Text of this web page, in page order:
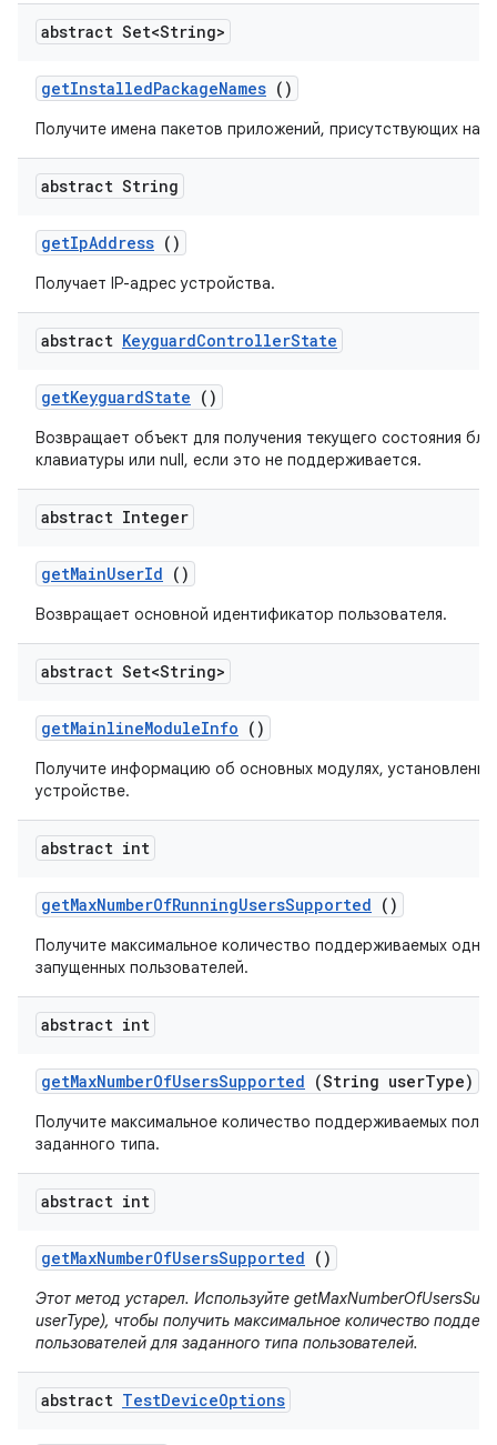
abstract Set<String>
getInstalledPackageNames ()
Получите имена пакетов приложений, присутствующих на
abstract String
getIpAddress ()
Получает IP-адрес устройства.
abstract KeyguardControllerState
getKeyguardState ()
Возвращает объект для получения текущего состояния
клавиатуры или null, если это не поддерживается.
abstract Integer
getMainUserId ()
Возвращает основной идентификатор пользователя.
abstract Set<String>
getMainlineModuleInfo ()
Получите информацию об основных модулях,
устройстве.
abstract int
getMaxNumberOfRunningUsersSupported ()
Получите максимальное количество поддерживаемых
запущенных пользователей.
abstract int
getMaxNumberOfUsersSupported (String userType)
Получите максимальное количество поддерживаемых
заданного типа.
abstract int
getMaxNumberOfUsersSupported ()
Этот метод устарел. Используйте
userType), чтобы получить максимальное количество
пользователей для заданного типа пользователей.
abstract TestDeviceOptions